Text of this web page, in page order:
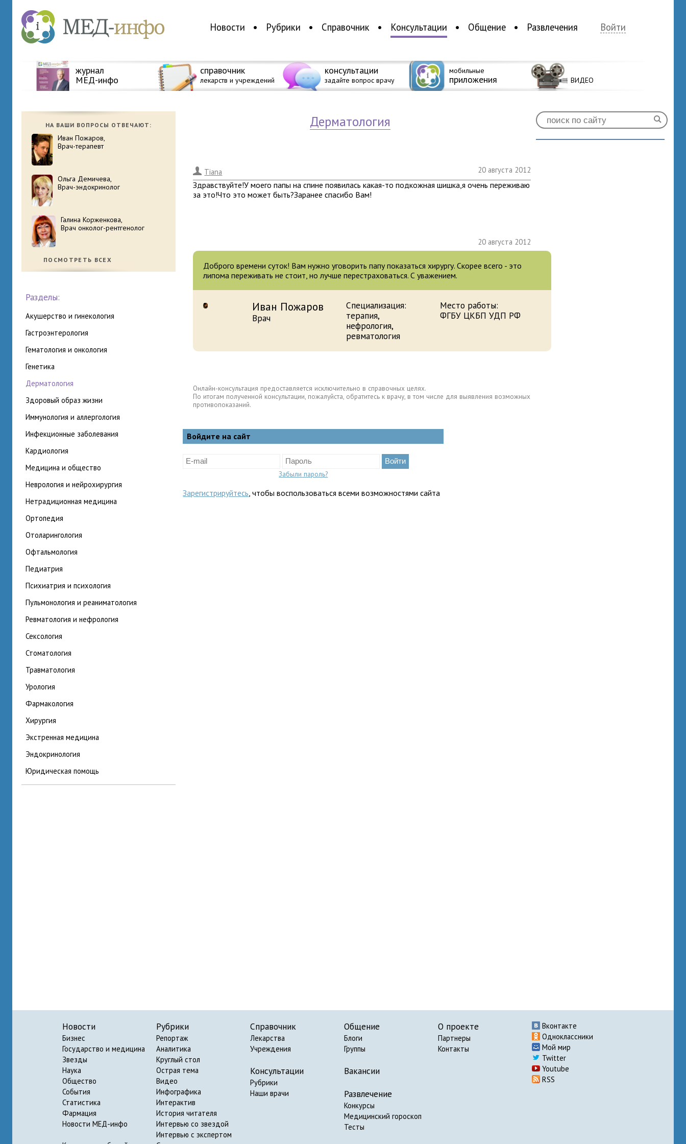
Новости Рубрики Справочник Консультации Общение Развлечения Войти
журнал
МЕД-инфо
справочник
лекарств и учреждений
консультации
задайте вопрос врачу
мобильные
приложения ВИДЕО
НА ВАШИ ВОПРОСЫ ОТВЕЧАЮТ:
Иван Пожаров,
Врач-терапевт
Ольга Демичева,
Врач-эндокринолог
Галина Корженкова,
Врач онколог-рентгенолог
ПОСМОТРЕТЬ ВСЕХ
Разделы:
акушерство и гинекология
гастроэнтерология
гематология и онкология
генетика
дерматология
здоровый образ жизни
иммунология и аллергология
инфекционные заболевания
кардиология
медицина и общество
неврология и нейрохирургия
нетрадиционная медицина
ортопедия
отоларингология
офтальмология
педиатрия
психиатрия и психология
пульмонология и реаниматология
ревматология и нефрология
сексология
стоматология
травматология
урология
фармакология
хирургия
экстренная медицина
эндокринология
юридическая помощь
дерматология
. Tiana 20 августа 2012
Здравствуйте!У моего папы на спине появилась какая-то подкожная шишка,я очень переживаю
за это!Что это может быть?Заранее спасибо Вам!
20 августа 2012
Доброго времени суток! Вам нужно уговорить папу показаться хирургу. Скорее всего - это
липома переживать не стоит, но лучше перестраховаться. С уважением.
Иван Пожаров
Врач
Специализация:
терапия,
нефрология,
ревматология
Место работы:
ФГБУ ЦКБП УДП РФ
Онлайн-консультация предоставляется исключительно в справочных целях.
По итогам полученной консультации, пожалуйста, обратитесь к врачу, в том числе для выявления возможных
противопоказаний.
Войдите на сайт
Забыли пароль?
Зарегистрируйтесь, чтобы воспользоваться всеми возможностями сайта
Новости
Бизнес
Государство и медицина
Звезды
Наука
Общество
События
Статистика
Фармация
Новости МЕД-инфо
Рубрики
Репортаж
Аналитика
Круглый стол
Острая тема
Видео
Инфографика
Интерактив
История читателя
Интервью со звездой
Интервью с экспертом
Справочник
Лекарства
Учреждения
Консультации
Рубрики
Наши врачи
Общение
Блоги
Группы
Вакансии
Развлечение
Конкурсы
Медицинский гороскоп
Тесты
О проекте
Партнеры
Контакты
Вконтакте
Одноклассники
Мой мир
Twitter
Youtube
RSS